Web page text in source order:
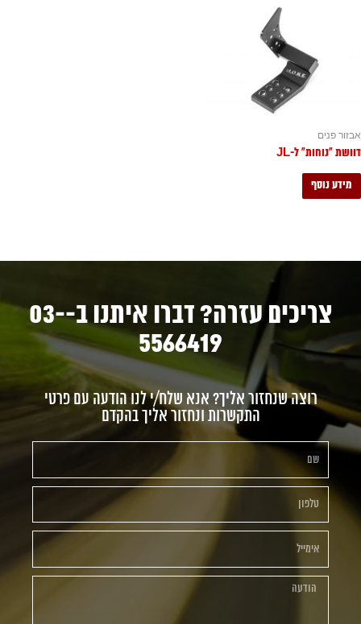
אבזור פנים
דוושת "נוחות" ל-JL
מידע נוסף
צריכים עזרה? דברו איתנו ב-03-
5566419
רוצה שנחזור אליך? אנא שלח/י לנו הודעה עם פרטי
התקשרות ונחזור אליך בהקדם